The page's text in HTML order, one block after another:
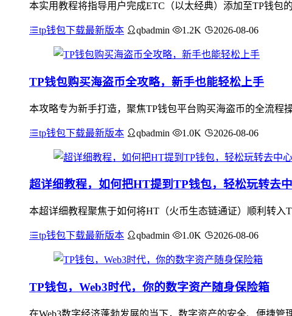
本实用教程将指导用户完成ETC（以太经典）添加至TP钱包
tp钱包下载最新版本 qbadmin 1.2K 2026-08-06
TP钱包购买海盗币全攻略，新手也能轻松上手
本攻略专为新手打造，聚焦TP钱包平台购买海盗币的全流程
tp钱包下载最新版本 qbadmin 1.0K 2026-08-06
超详细教程，如何把HT提到TP钱包，轻松玩转去
本超详细教程聚焦于如何将HT（火币生态链通证）顺利转
tp钱包下载最新版本 qbadmin 1.0K 2026-08-06
TP钱包，Web3时代，你的数字资产随身保险箱
在Web3数字经济蓬勃发展的当下，数字资产的安全、便捷